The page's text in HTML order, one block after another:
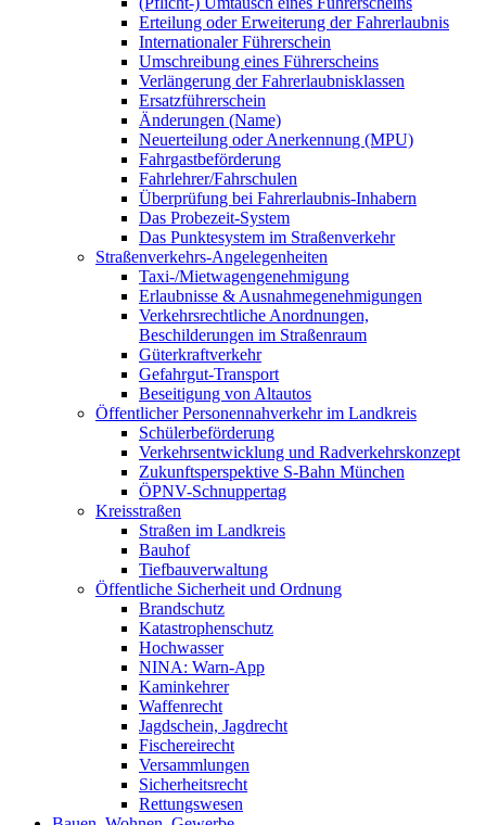
Erteilung oder Erweiterung der Fahrerlaubnis
Internationaler Führerschein
Umschreibung eines Führerscheins
Verlängerung der Fahrerlaubnisklassen
Ersatzführerschein
Änderungen (Name)
Neuerteilung oder Anerkennung (MPU)
Fahrgastbeförderung
Fahrlehrer/Fahrschulen
Überprüfung bei Fahrerlaubnis-Inhabern
Das Probezeit-System
Das Punktesystem im Straßenverkehr
Straßenverkehrs-Angelegenheiten
Taxi-/Mietwagengenehmigung
Erlaubnisse & Ausnahmegenehmigungen
Verkehrsrechtliche Anordnungen,
Beschilderungen im Straßenraum
Güterkraftverkehr
Gefahrgut-Transport
Beseitigung von Altautos
Öffentlicher Personennahverkehr im Landkreis
Schülerbeförderung
Verkehrsentwicklung und Radverkehrskonzept
Zukunftsperspektive S-Bahn München
ÖPNV-Schnuppertag
Kreisstraßen
Straßen im Landkreis
Bauhof
Tiefbauverwaltung
Öffentliche Sicherheit und Ordnung
Brandschutz
Katastrophenschutz
Hochwasser
NINA: Warn-App
Kaminkehrer
Waffenrecht
Jagdschein, Jagdrecht
Fischereirecht
Versammlungen
Sicherheitsrecht
Rettungswesen